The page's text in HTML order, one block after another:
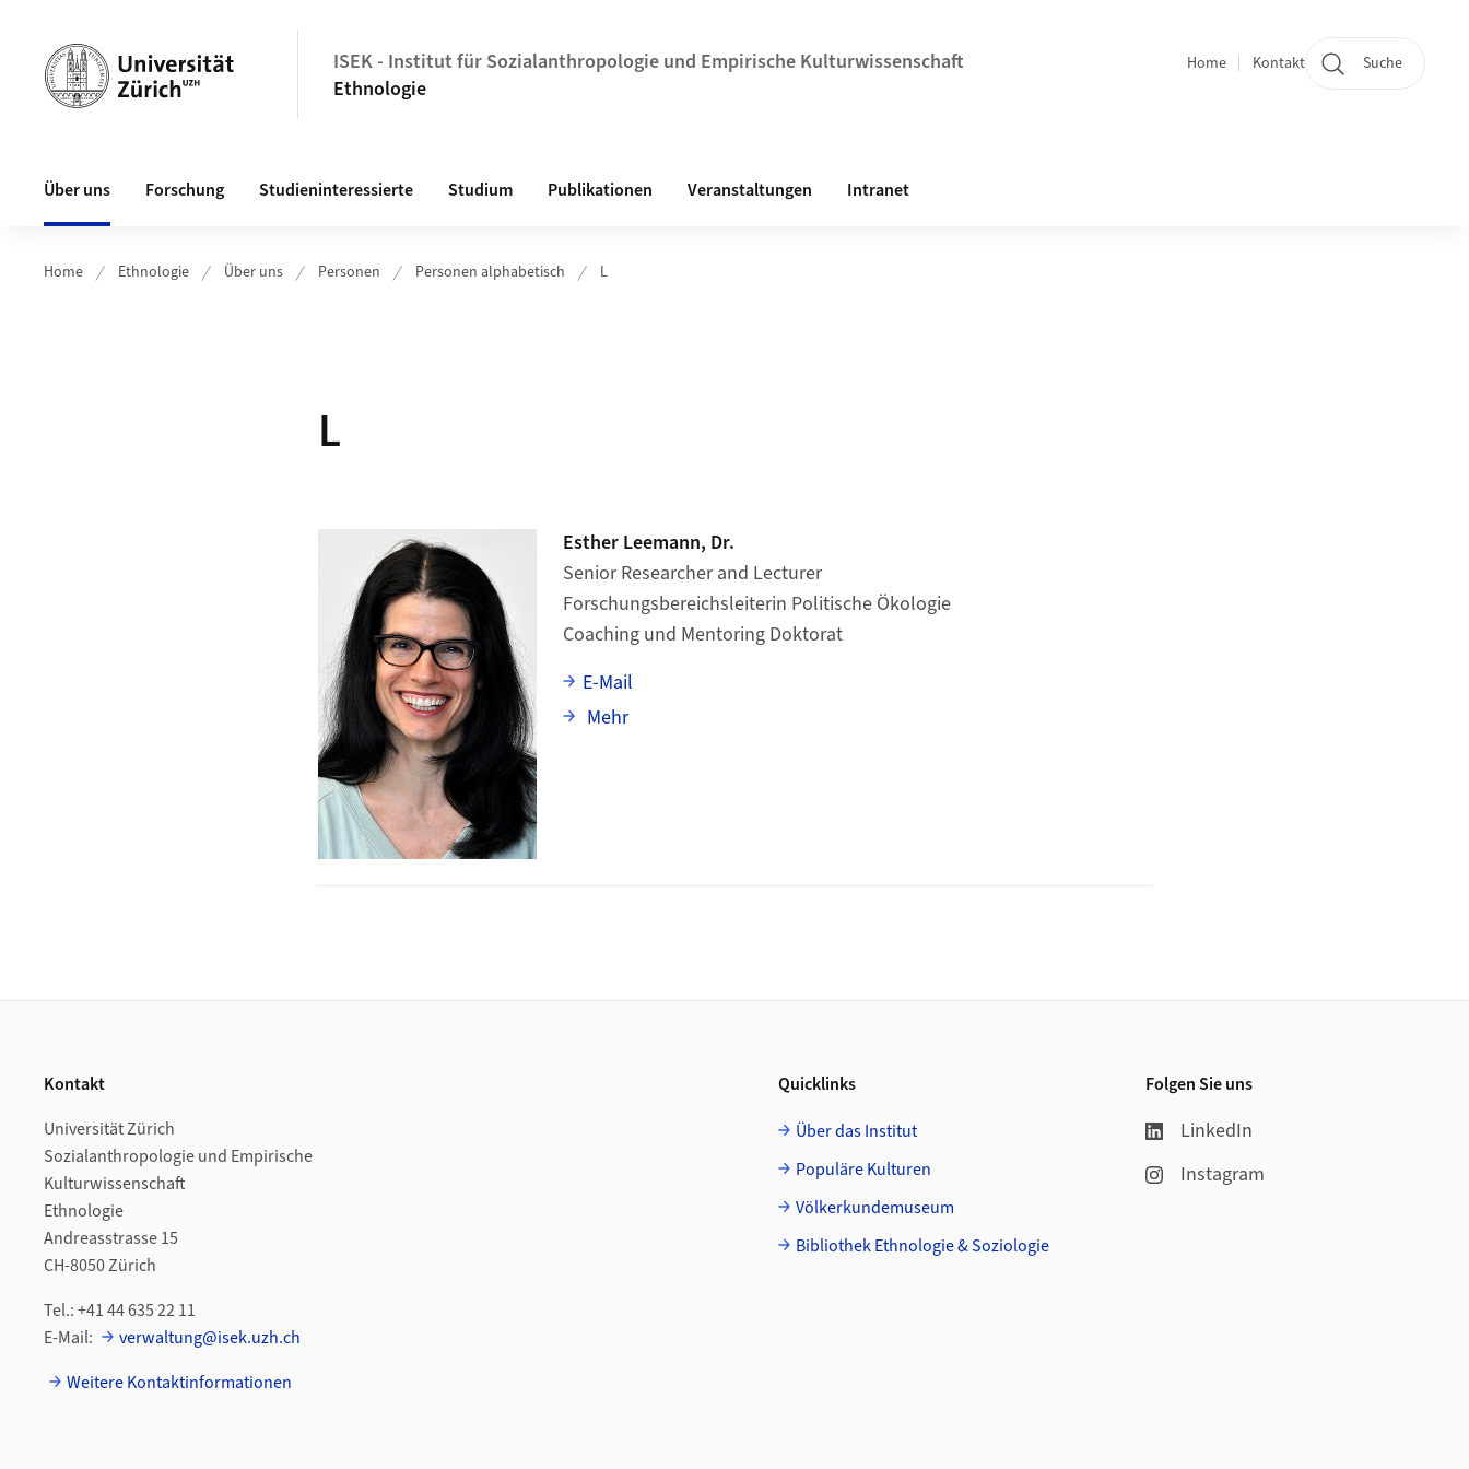
ISEK - Institut für Sozialanthropologie und Empirische Kulturwissenschaft
Ethnologie
Quicklinks
Home Kontakt Suche
Über uns Forschung Studieninteressierte Studium Publikationen Veranstaltungen Intranet
Home Ethnologie Über uns Personen Personen alphabetisch L
L
Esther Leemann, Dr.
Senior Researcher and Lecturer
Forschungsbereichsleiterin Politische Ökologie
Coaching und Mentoring Doktorat
E-Mail
Mehrüber Esther Leemann
Kontakt
Universität Zürich
Sozialanthropologie und Empirische
Kulturwissenschaft
Ethnologie
Andreasstrasse 15
CH-8050 Zürich
Tel.: +41 44 635 22 11
E-Mail:
verwaltung@isek.uzh.ch
Weitere Kontaktinformationen
Quicklinks
Über das Institut
Populäre Kulturen
Völkerkundemuseum
Bibliothek Ethnologie & Soziologie
Folgen Sie uns
LinkedIn
Instagram